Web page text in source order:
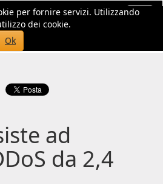
per fornire servizi. Utilizzando
dei cookie.
Ok
ad
da 2,4